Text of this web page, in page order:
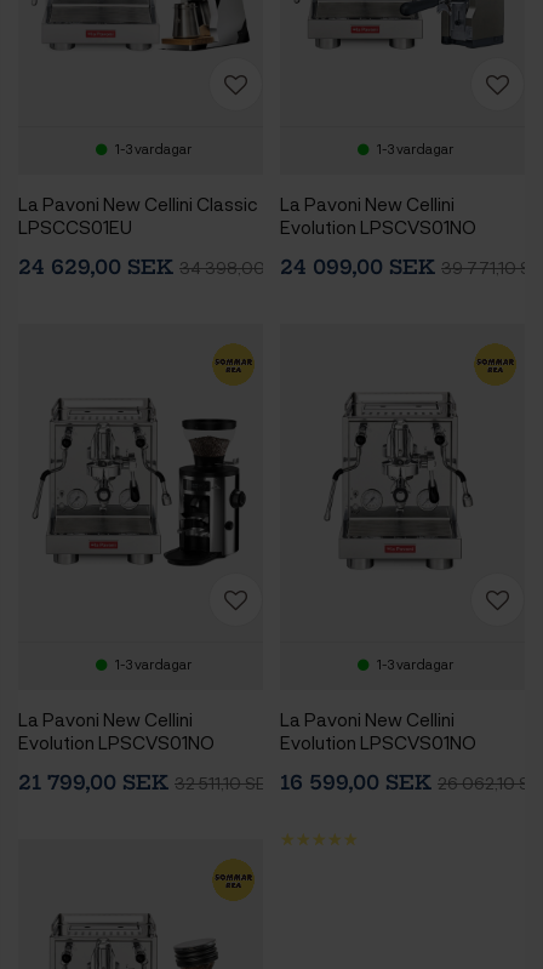
1-3 vardagar
La Pavoni New Cellini Classic
LPSCCS01EU
Mignon Zero 65 Speedy
24 629,00 SEK 34 398,00 SEK
1-3 vardagar
La Pavoni New Cellini
Evolution LPSCVS01NO
Mignon Libra 65 Chrome
24 099,00 SEK 39 771,10
1-3 vardagar
La Pavoni New Cellini
Evolution LPSCVS01NO
Mahlkönig X54
21 799,00 SEK 32 511,10 SEK
1-3 vardagar
La Pavoni New Cellini
Evolution LPSCVS01NO
16 599,00 SEK 26 062,10